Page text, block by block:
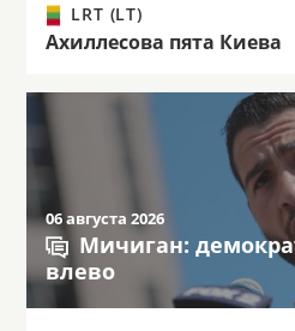
LRT (LT)
Ахиллесова пята Киева
06 августа 2026
Мичиган:
влево